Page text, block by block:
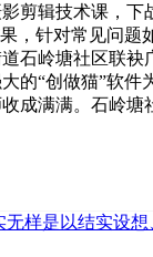
剪辑技术课，
，针对常见问
石岭塘社区联
的“创做猫”软
成满满。石岭
无样是以结实设